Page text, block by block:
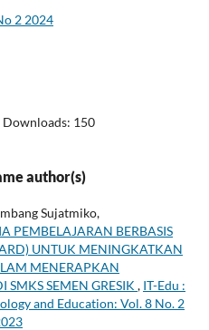
2 2024
Downloads: 150
author(s)
Sujatmiko,
PEMBELAJARAN BERBASIS
UNTUK MENINGKATKAN
MENERAPKAN
SEMEN GRESIK , IT-Edu :
and Education: Vol. 8 No. 2